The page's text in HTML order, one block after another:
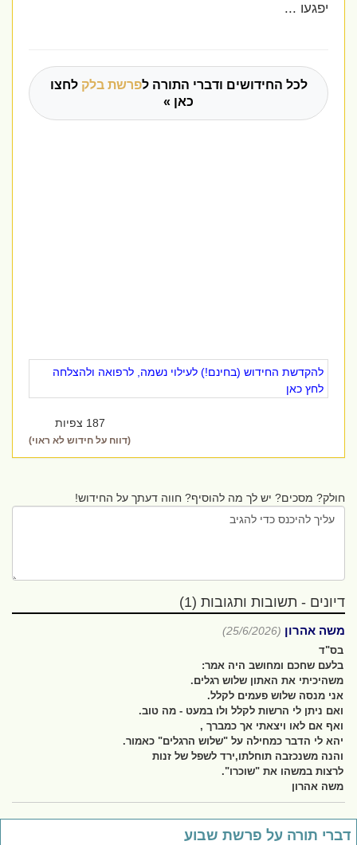
יפגעו ...
לכל החידושים ודברי התורה לפרשת בלקלחצו
כאן »
להקדשת החידוש (בחינם!) לעילוי נשמה, לרפואה ולהצלחה
לחץ כאן
187 צפיות
(דווח על חידוש לא ראוי)
חולק? מסכים? יש לך מה להוסיף? חווה דעתך על החידוש!
דיונים - תשובות ותגובות (1)
משה אהרון (25/6/2026)
בס"ד
בלעם שחכם ומחושב היה אמר:
משהיכיתי את האתון שלוש רגלים.
אני מנסה שלוש פעמים לקלל.
ואם ניתן לי הרשות לקלל ולו במעט - מה טוב.
ואף אם לאו ויצאתי אך כמברך ,
יהא לי הדבר כמחילה על "שלוש הרגלים" כאמור.
והנה משנכזבה תוחלתו,ירד לשפל של זנות
לרצות במשהו את "שוכרו".
משה אהרון
תורה על פרשת שבוע